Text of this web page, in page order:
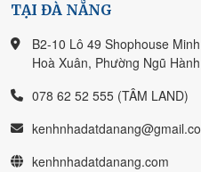
TẠI ĐÀ NẴNG
B2-10 Lô 49 Shophouse
Hoà Xuân, Phường Ngũ
078 62 52 555 (TÂM LAND)
kenhnhadatdanang.com